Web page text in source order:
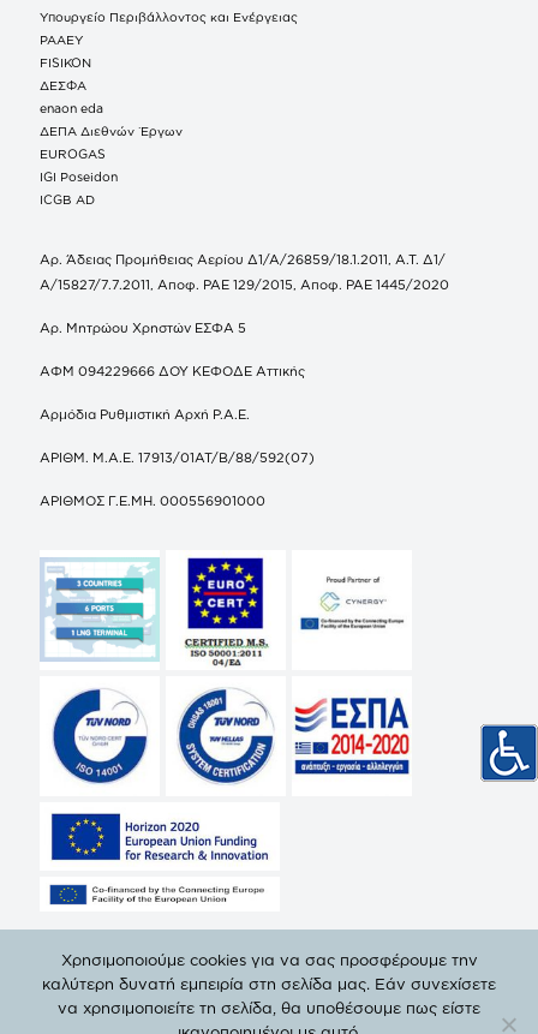
Υπουργείο Περιβάλλοντος και Ενέργειας
ΡΑΑΕΥ
FISIKON
ΔΕΣΦΑ
enaon eda
ΔΕΠΑ Διεθνών Έργων
EUROGAS
IGI Poseidon
ICGB AD
Αρ. Άδειας Προμήθειας Αερίου Δ1/Α/26859/18.1.2011, Α.Τ. Δ1/
Α/15827/7.7.2011, Αποφ. ΡΑΕ 129/2015, Αποφ. ΡΑΕ 1445/2020
Αρ. Μητρώου Χρηστών ΕΣΦΑ 5
ΑΦΜ 094229666 ΔΟΥ ΚΕΦΟΔΕ Αττικής
Αρμόδια Ρυθμιστική Αρχή Ρ.Α.Ε.
ΑΡΙΘΜ. Μ.Α.Ε. 17913/01ΑΤ/Β/88/592(07)
ΑΡΙΘΜΟΣ Γ.Ε.ΜΗ. 000556901000
© Copyright 2019 ΔΕΠΑ | All Rights Reserved. |
Χρησιμοποιούμε cookies για να σας προσφέρουμε την
καλύτερη δυνατή εμπειρία στη σελίδα μας. Εάν συνεχίσετε
να χρησιμοποιείτε τη σελίδα, θα υποθέσουμε πως είστε